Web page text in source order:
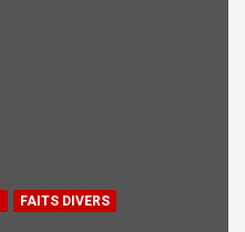
FAITS DIVERS